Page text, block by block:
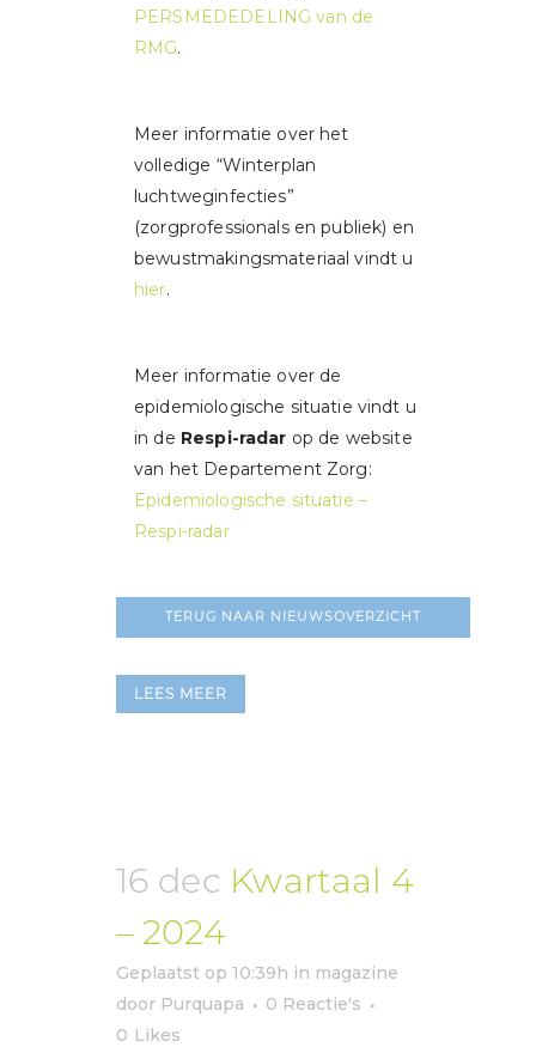
PERSMEDEDELING van de
RMG.
Meer informatie over het
volledige “Winterplan
luchtweginfecties”
(zorgprofessionals en publiek) en
bewustmakingsmateriaal vindt u
hier.
Meer informatie over de
epidemiologische situatie vindt u
in de Respi-radar op de website
van het Departement Zorg:
Epidemiologische situatie –
Respi-radar
TERUG NAAR NIEUWSOVERZICHT
LEES MEER
16 dec Kwartaal 4
– 2024
Geplaatst op 10:39h in magazine
door Purquapa
0 Reactie's
0 Likes